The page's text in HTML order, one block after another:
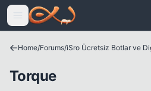
Icerige atla
Home/Forums/
Torque